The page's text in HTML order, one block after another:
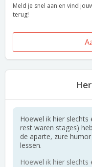
Meld je snel aan en vind
terug!
Hoewel ik hier
rest waren stages)
de aparte, zure
lessen.
Hoewel ik hier